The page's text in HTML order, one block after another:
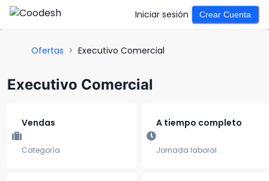
Iniciar sesión Crear Cuenta
Ofertas > Executivo Comercial
Executivo Comercial
Vendas
Categoría
A tiempo completo
Jornada laboral